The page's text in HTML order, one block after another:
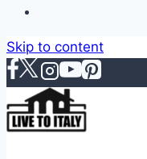
Skip to content